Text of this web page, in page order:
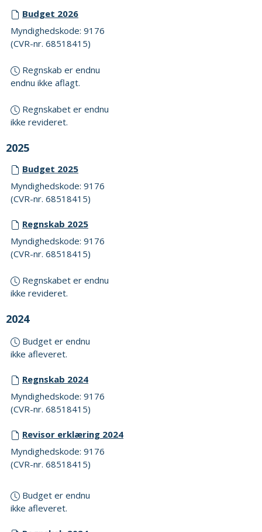
Budget 2026
Myndighedskode: 9176
(CVR-nr. 68518415)
Regnskab er endnu
endnu ikke aflagt.
Regnskabet er endnu
ikke revideret.
2025
Budget 2025
Myndighedskode: 9176
(CVR-nr. 68518415)
Regnskab 2025
Myndighedskode: 9176
(CVR-nr. 68518415)
Regnskabet er endnu
ikke revideret.
2024
Budget er endnu
ikke afleveret.
Regnskab 2024
Myndighedskode: 9176
(CVR-nr. 68518415)
Revisor erklæring 2024
Myndighedskode: 9176
(CVR-nr. 68518415)
Budget er endnu
ikke afleveret.